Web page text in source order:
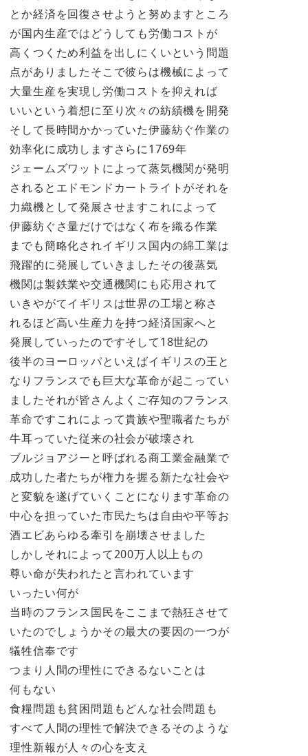
とか経済を回復させようと努めますところ
が国内生産ではどうしても労働コストが
高くつくため利益を出しにくいという問題
点がありましたそこで彼らは機械によって
大量生産を実現し労働コストを抑えれば
いいという着想に至り次々の紡績機を開発
そして長時間かかっていた伊藤紡ぐ作業の
効率化に成功しますさらに1769年
ジェームズワットによって蒸気機関が発明
されるとエドモンドカートライトがそれを
力織機として発展させますこれによって
伊藤紡ぐさ量だけではなく布を織る作業
までも簡略化されイギリス国内の綿工業は
飛躍的に発展していきましたその後蒸気
機関は製鉄業や交通機関にも応用されて
いきやがてイギリスは世界の工場と称さ
れるほど高い生産力を持つ経済国家へと
発展していったのですそして18世紀の
後半のヨーロッパといえばイギリスの王と
なりフランスでも巨大な革命が起こってい
ましたそれが皆さんよくご存知のフランス
革命ですこれによって貴族や聖職者たちが
牛耳っていた従来の社会が破壊され
ブルジョアジーと呼ばれる商工業金融業で
成功した者たちが権力を握る新たな社会や
と変貌を遂げていくことになります革命の
中心を担っていた市民たちは自由や平等お
酒エビあらゆる牽引を崩壊させました
しかしそれによって200万人以上もの
尊い命が失われたと言われています
いったい何が
当時のフランス国民をここまで熱狂させて
いたのでしょうかその最大の要因の一つが
犠牲信奉です
つまり人間の理性にできるないことは
何もない
食糧問題も貧困問題もどんな社会問題も
すべて人間の理性で解決できるそのような
理性新報が人々の心を支え